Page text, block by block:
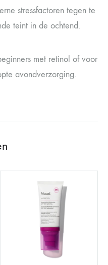
stressfactoren tegen te
teint in de ochtend.
met retinol of voor
avondverzorging.